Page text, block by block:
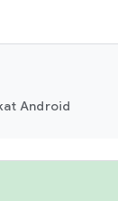
Android